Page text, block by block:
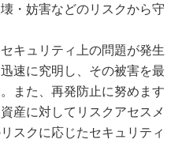
・妨害などのリスクから守
キュリティ上の問題が発生
速に究明し、その被害を最
また、再発防止に努めます
産に対してリスクアセスメ
スクに応じたセキュリティ